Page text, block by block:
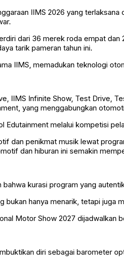
IIMS 2026 yang
dari 36 merek roda empat
tarik pameran tahun ini.
IIMS, memadukan teknologi
IIMS Infinite Show, Test Drive,
yang menggabungkan
melalui kompetisi
dan penikmat musik lewat
dan hiburan ini semakin
kurasi program yang
hanya menarik, tetapi juga
Motor Show 2027 dijadwalkan
diri sebagai barometer